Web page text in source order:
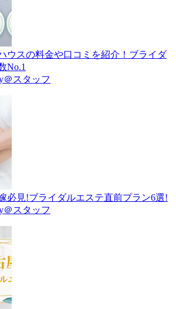
ウスの料金や口コミを紹介！ブライダ
No.1
＠スタッフ
必見!ブライダルエステ直前プラン6選!
＠スタッフ